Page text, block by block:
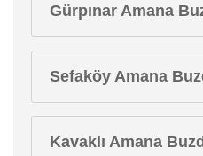
Gürpınar Amana
Sefaköy Amana
Kavaklı Amana